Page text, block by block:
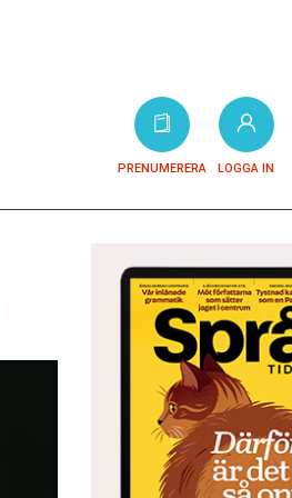
PRENUMERERA LOGGA IN